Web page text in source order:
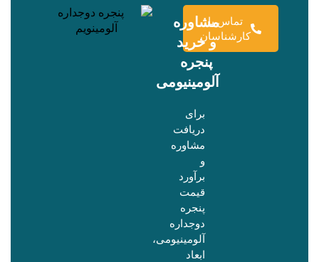
تماس با
کارشناسان
مشاوره
و خرید
پنجره
آلومینیومی
برای
دریافت
مشاوره
و
برآورد
قیمت
پنجره
دوجداره
آلومینیومی،
ابعاد